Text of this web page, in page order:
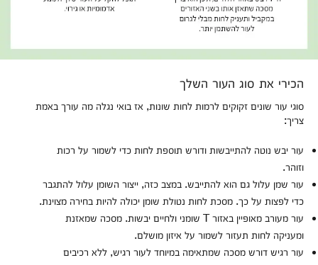
הכירי את סוג העור השלך
סוגי עור שונים זקוקים לרמות לחות שונות, אז בואי נגלה מה עורך באמת
צריך:
עור יבש נוטה להתייבשות ודורש תוספת לחות כדי לשמור על רכות
וזוהר.
עור שמן עלול גם הוא להתייבש. במצב כזה, ייצור השומן עלול להתגבר
כדי לפצות על כך. מסכת לחות נטולת שומן יכולה להיות בחירה מצוינת.
עור מעורב מאופיין באזור T שומני ולחיים יבשות. מסכה שמאזנת
ומעניקה לחות תעזור לשמור על איזון מושלם.
עור רגיש דורש מסכה שמתאימה במיוחד לעור רגיש, ללא רכיבים